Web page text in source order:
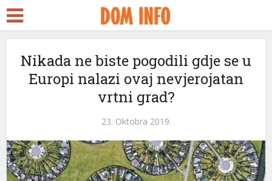
Nikada ne biste pogodili gdje se u
Europi nalazi ovaj nevjerojatan
vrtni grad?
23. Oktobra 2019.